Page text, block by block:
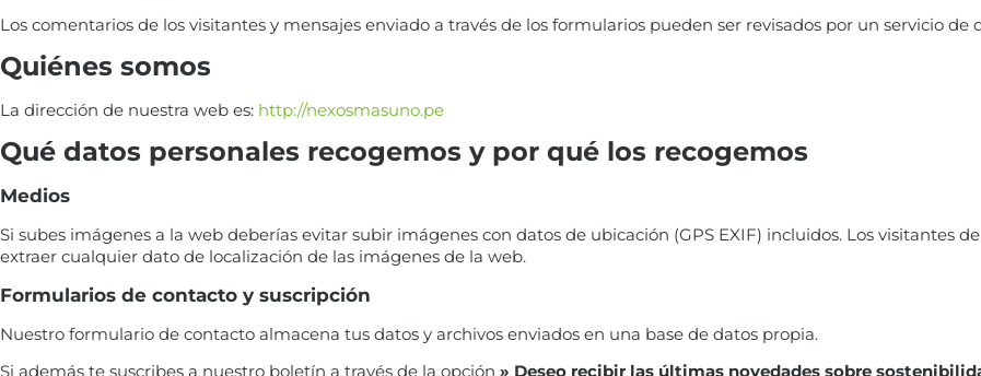
Los comentarios de los visitantes y mensajes enviado a través de los formularios pueden ser revisados por un servicio
Quiénes somos
La dirección de nuestra web es: http://nexosmasuno.pe
Qué datos personales recogemos y por qué los recogemos
Medios
Si subes imágenes a la web deberías evitar subir imágenes con datos de ubicación (GPS EXIF) incluidos. Los visitantes
extraer cualquier dato de localización de las imágenes de la web.
Formularios de contacto y suscripción
Nuestro formulario de contacto almacena tus datos y archivos enviados en una base de datos propia.
Si además te suscribes a nuestro boletín a través de la opción » Deseo recibir las últimas novedades sobre